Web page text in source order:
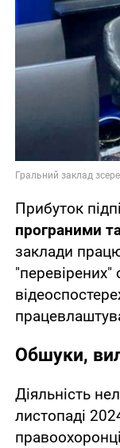
Прибуток
програними
заклади
Обшуки,
Діяльність
листопаді